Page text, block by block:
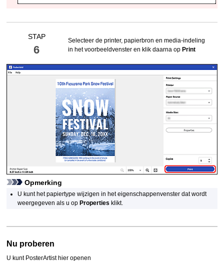
STAP
6
Selecteer de printer, papierbron en media-indeling
in het voorbeeldvenster en klik daarna op Print
Opmerking
U kunt het papiertype wijzigen in het eigenschappenvenster dat wordt
weergegeven als u op Properties klikt.
Nu proberen
U kunt PosterArtisthier openen